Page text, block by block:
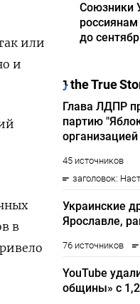
или
и
в
Союзники
до